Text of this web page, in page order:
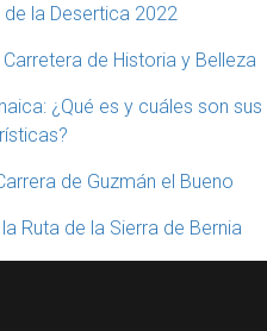
la Desertica 2022
de Historia y Belleza
¿Qué es y cuáles son sus
de Guzmán el Bueno
Ruta de la Sierra de Bernia